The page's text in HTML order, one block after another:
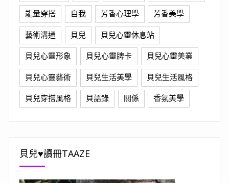
能量穿搭 自我 芳香心理學 芳香美學
藝術溝通 貝兒 貝兒心靈休息站
貝兒心靈形象 貝兒心靈牌卡 貝兒心靈美業
貝兒心靈藝術 貝兒生活美學 貝兒生活風格
貝兒穿搭風格 貝語錄 關係 香氛美學
貝兒♥讀冊TAAZE